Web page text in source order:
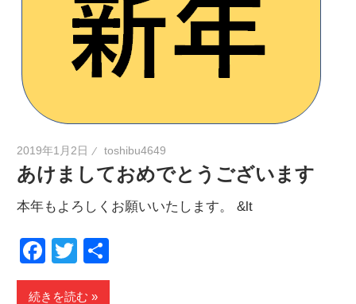
2019年1月2日 toshibu4649
あけましておめでとうございます
本年もよろしくお願いいたします。 &lt
Facebook
Twitter
有
続きを読む